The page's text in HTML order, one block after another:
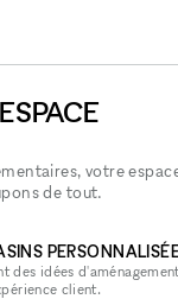
votre
de tout.
des idées
client.